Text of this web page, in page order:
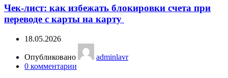
Чек-лист: как избежать блокировки счета при
переводе с карты на карту
18.05.2026
Опубликовано
adminlavr
0 комментарии